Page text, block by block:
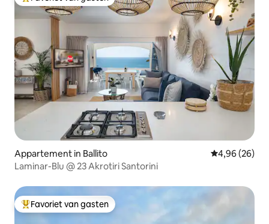
Topfavoriet van gasten
Appartement in Ballito Gemiddelde
4,96 (26)
Laminar-Blu @ 23 Akrotiri Santorini
Topfavoriet van gasten
Favoriet van gasten